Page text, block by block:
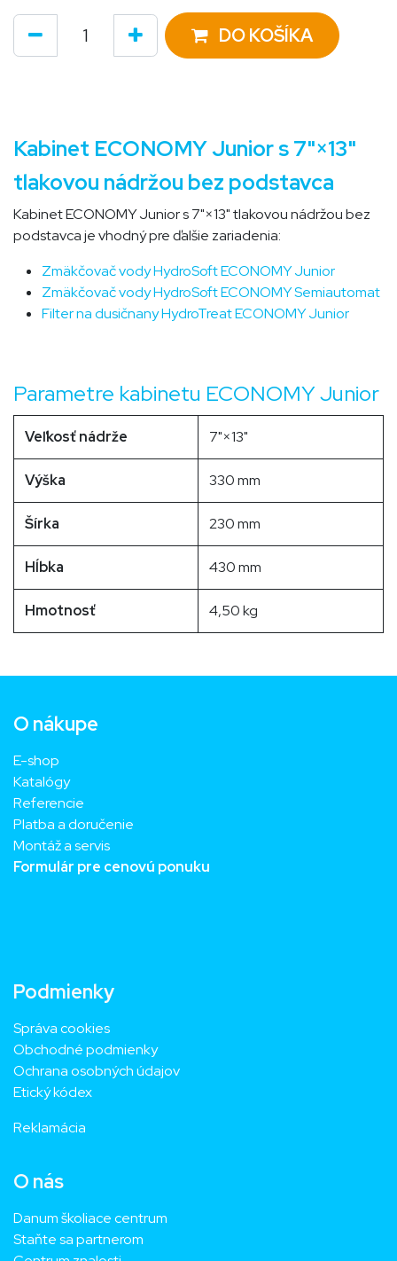
DO KOŠÍKA
Kabinet ECONOMY Junior s 7"×13"
tlakovou nádržou bez podstavca
Kabinet ECONOMY Junior s 7"×13" tlakovou nádržou bez
podstavca je vhodný pre ďalšie zariadenia:
Zmäkčovač vody HydroSoft ECONOMY Junior
Zmäkčovač vody HydroSoft ECONOMY Semiautomat
Filter na dusičnany HydroTreat ECONOMY Junior
Parametre kabinetu ECONOMY Junior
Veľkosť nádrže 7"×13"
Výška 330 mm
Šírka 230 mm
Hĺbka 430 mm
Hmotnosť 4,50 kg
O nákupe
E-shop
Katalógy
Referencie
Platba a doručenie
Montáž a servis
Formulár pre cenovú ponuku
Podmienky
Správa cookies
Obchodné podmienky
Ochrana osobných údajov
Etický kódex
Reklamácia
O nás
Danum školiace centrum
Staňte sa partnerom